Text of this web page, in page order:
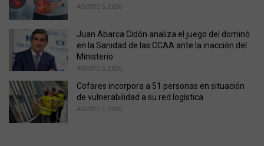
AGOSTO 5, 2026
Juan Abarca Cidón analiza el juego del dominó
en la Sanidad de las CCAA ante la inacción del
Ministerio
AGOSTO 5, 2026
Cofares incorpora a 51 personas en situación
de vulnerabilidad a su red logística
AGOSTO 5, 2026